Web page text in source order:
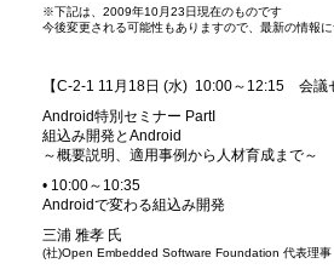
※下記は、2009年10月23日現在のものです
今後変更される可能性もありますので、最新の情報
【C-2-1 11月18日 (水) 10:00～12:15 会議
Android特別セミナー PartI
組込み開発とAndroid
～概要説明、適用事例から人材育成まで～
• 10:00～10:35
Androidで変わる組込み開発
三浦 雅孝 氏
(社)Open Embedded Software Foundation 代表理事